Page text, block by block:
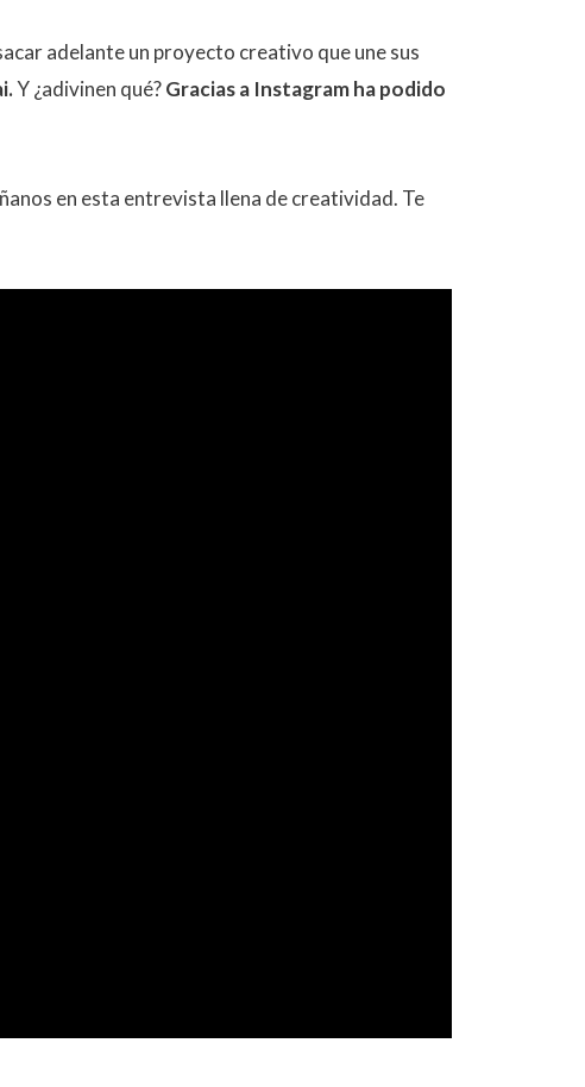
adelante un proyecto creativo que une sus
Y ¿adivinen qué?Gracias a Instagram ha podido
en esta entrevista llena de creatividad. Te